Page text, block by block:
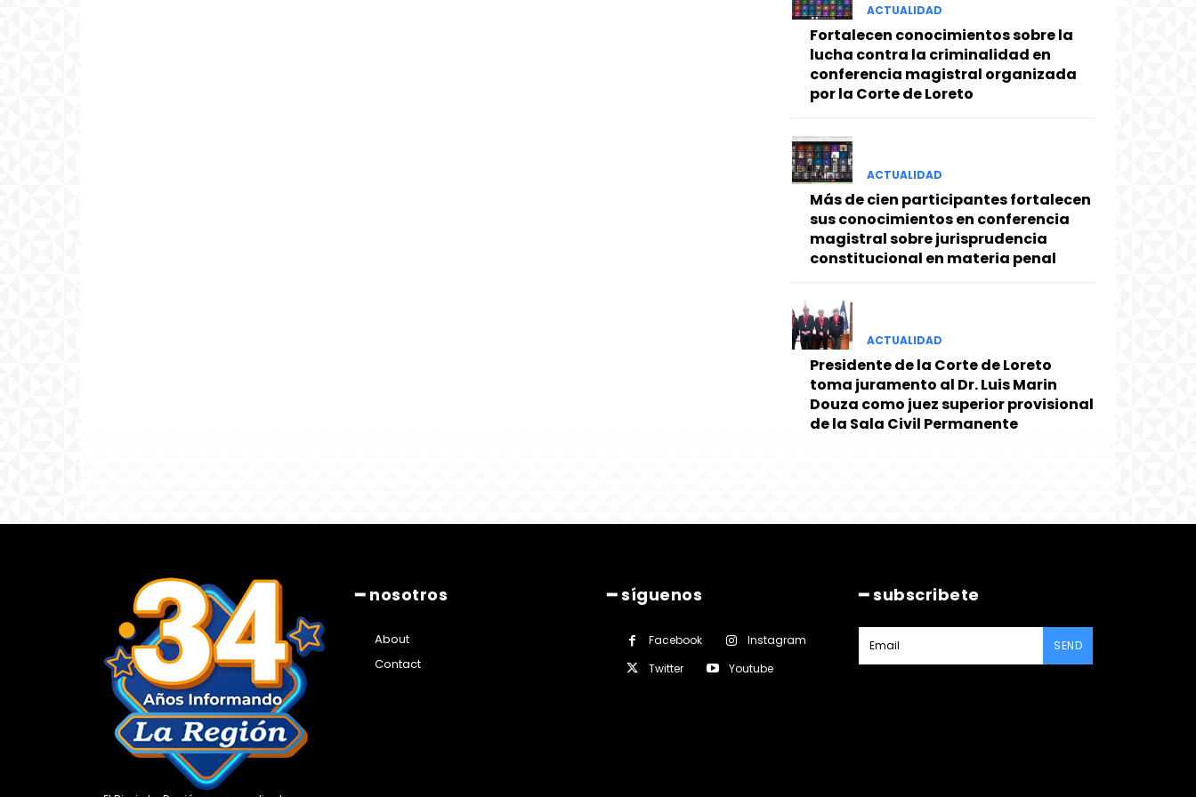
ACTUALIDAD
Fortalecen conocimientos sobre la
lucha contra la criminalidad en
conferencia magistral organizada
por la Corte de Loreto
ACTUALIDAD
Más de cien participantes fortalecen
sus conocimientos en conferencia
magistral sobre jurisprudencia
constitucional en materia penal
ACTUALIDAD
Presidente de la Corte de Loreto
toma juramento al Dr. Luis Marin
Douza como juez superior provisional
de la Sala Civil Permanente
━ nosotros
About
Contact
━ síguenos
Facebook
Instagram
Twitter
Youtube
━ subscribete
SEND